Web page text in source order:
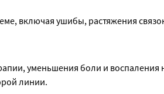
включая ушибы, растяжения
уменьшения боли и воспаления
линии.